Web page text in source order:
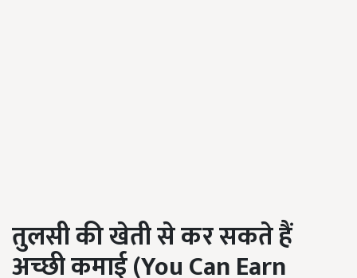
तुलसी की खेती से कर सकते हैं
अच्छी कमाई(You Can Earn